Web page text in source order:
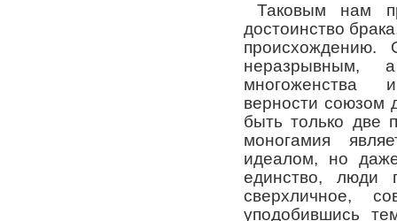
Таковым нам
достоинство
неразрывным,
многоженства
верности союзом
быть только две
моногамия
идеалом, но
единство, люди
сверхличное,
уподобившись